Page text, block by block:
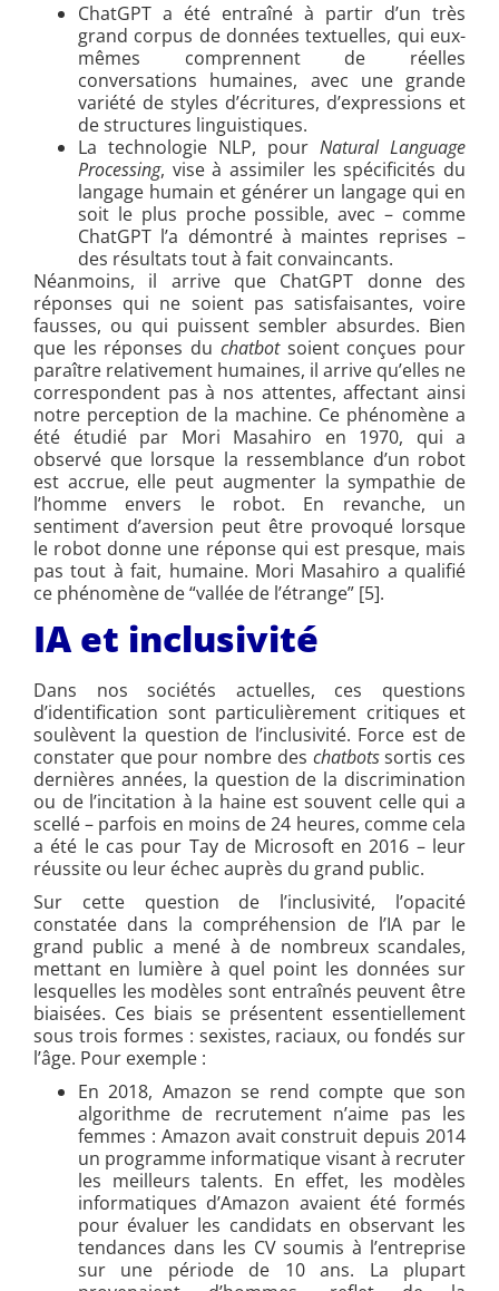
ChatGPT a été entraîné à partir d’un très
grand corpus de données textuelles, qui eux-
mêmes comprennent de réelles
conversations humaines, avec une grande
variété de styles d’écritures, d’expressions et
de structures linguistiques.
La technologie NLP, pour Natural Language
Processing, vise à assimiler les spécificités du
langage humain et générer un langage qui en
soit le plus proche possible, avec – comme
ChatGPT l’a démontré à maintes reprises –
des résultats tout à fait convaincants.
Néanmoins, il arrive que ChatGPT donne des
réponses qui ne soient pas satisfaisantes, voire
fausses, ou qui puissent sembler absurdes. Bien
que les réponses du chatbotsoient conçues pour
paraître relativement humaines, il arrive qu’elles ne
correspondent pas à nos attentes, affectant ainsi
notre perception de la machine. Ce phénomène a
été étudié par Mori Masahiro en 1970, qui a
observé que lorsque la ressemblance d’un robot
est accrue, elle peut augmenter la sympathie de
l’homme envers le robot. En revanche, un
sentiment d’aversion peut être provoqué lorsque
le robot donne une réponse qui est presque, mais
pas tout à fait, humaine. Mori Masahiro a qualifié
ce phénomène de “vallée de l’étrange” [5].
IA et inclusivité
Dans nos sociétés actuelles, ces questions
d’identification sont particulièrement critiques et
soulèvent la question de l’inclusivité. Force est de
constater que pour nombre des chatbotssortis ces
dernières années, la question de la discrimination
ou de l’incitation à la haine est souvent celle qui a
scellé – parfois en moins de 24 heures, comme cela
a été le cas pour Tay de Microsoft en 2016 – leur
réussite ou leur échec auprès du grand public.
Sur cette question de l’inclusivité, l’opacité
constatée dans la compréhension de l’IA par le
grand public a mené à de nombreux scandales,
mettant en lumière à quel point les données sur
lesquelles les modèles sont entraînés peuvent être
biaisées. Ces biais se présentent essentiellement
sous trois formes : sexistes, raciaux, ou fondés sur
l’âge. Pour exemple :
En 2018, Amazon se rend compte que son
algorithme de recrutement n’aime pas les
femmes : Amazon avait construit depuis 2014
un programme informatique visant à recruter
les meilleurs talents. En effet, les modèles
informatiques d’Amazon avaient été formés
pour évaluer les candidats en observant les
tendances dans les CV soumis à l’entreprise
sur une période de 10 ans. La plupart